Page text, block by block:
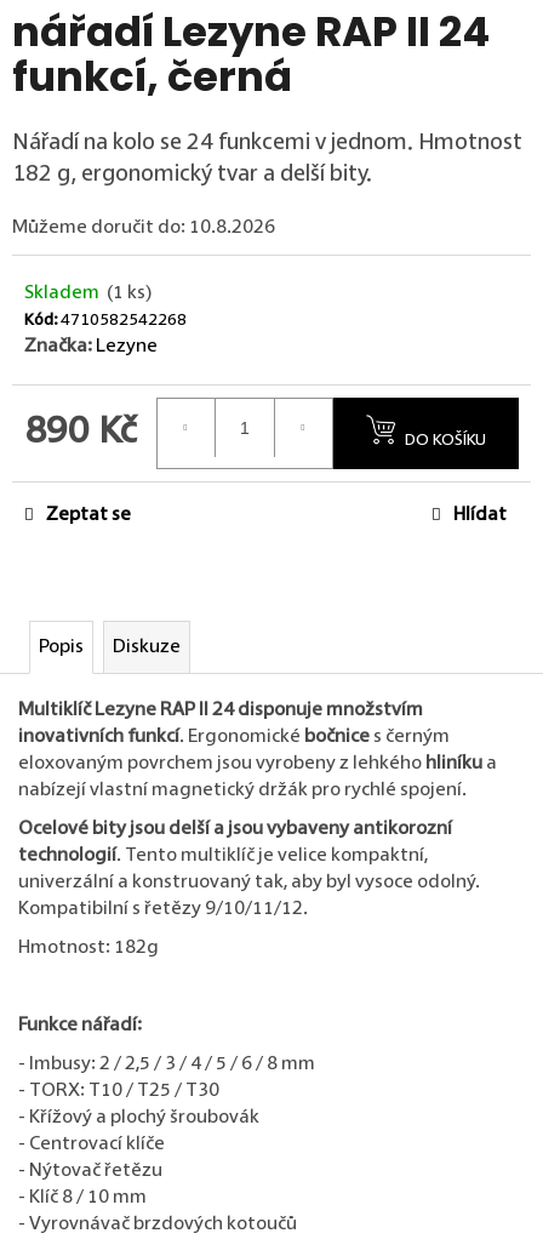
nářadí Lezyne RAP II 24
funkcí, černá
Nářadí na kolo se 24 funkcemi v jednom. Hmotnost
182 g, ergonomický tvar a delší bity.
Můžeme doručit do: 10.8.2026
Skladem (1 ks)
Kód: 4710582542268
Značka: Lezyne
890 Kč DO KOŠÍKU
Zeptat se Hlídat
Popis Diskuze
Multiklíč Lezyne RAP II 24 disponuje množstvím
inovativních funkcí. Ergonomické bočnice s černým
eloxovaným povrchem jsou vyrobeny z lehkého hliníku a
nabízejí vlastní magnetický držák pro rychlé spojení.
Ocelové bity jsou delší a jsou vybaveny antikorozní
technologií. Tento multiklíč je velice kompaktní,
univerzální a konstruovaný tak, aby byl vysoce odolný.
Kompatibilní s řetězy 9/10/11/12.
Hmotnost: 182g
Funkce nářadí:
- Imbusy: 2 / 2,5 / 3 / 4 / 5 / 6 / 8 mm
- TORX: T10 / T25 / T30
- Křížový a plochý šroubovák
- Centrovací klíče
- Nýtovač řetězu
- Klíč 8 / 10 mm
- Vyrovnávač brzdových kotoučů